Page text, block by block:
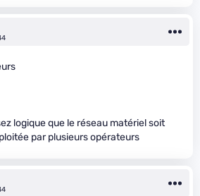
logique que le réseau matériel soit
par plusieurs opérateurs